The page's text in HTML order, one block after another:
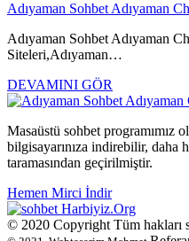
Adıyaman Sohbet Adıyaman
Adıyaman Sohbet Adıyaman
Siteleri,Adıyaman…
DEVAMINI GÖR
Masaüstü sohbet programımız
bilgisayarınıza indirebilir, daha
taramasından geçirilmiştir.
Hemen Mirci İndir
Harbiyiz.Org
© 2020 Copyright Tüm hakları